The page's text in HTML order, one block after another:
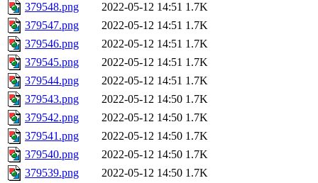
379548.png
2022-05-12 14:51 1.7K
379547.png
2022-05-12 14:51 1.7K
379546.png
2022-05-12 14:51 1.7K
379545.png
2022-05-12 14:51 1.7K
379544.png
2022-05-12 14:51 1.7K
379543.png
2022-05-12 14:50 1.7K
379542.png
2022-05-12 14:50 1.7K
379541.png
2022-05-12 14:50 1.7K
379540.png
2022-05-12 14:50 1.7K
379539.png
2022-05-12 14:50 1.7K